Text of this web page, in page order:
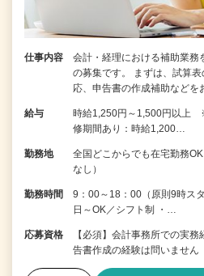
仕事内容
会計・経理における補助業務
の募集です。 まずは、試算
応、申告書の作成補助など
給与
時給1,250円～1,500円以上
修期間あり：時給1,200…
勤務地
全国どこからでも在宅勤務
なし）
勤務時間
9：00～18：00（原則9時ス
日～OK／シフト制 ・…
応募資格
【必須】会計事務所での実
告書作成の経験は問いません